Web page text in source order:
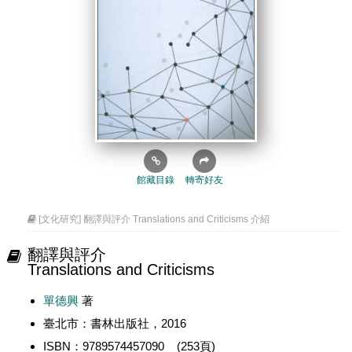
館藏目錄 轉寄好友
[文化研究] 翻譯與評介 Translations and Criticisms 介紹
翻譯與評介
Translations and Criticisms
單德興著
臺北市：書林出版社，2016
ISBN：9789574457090 (253頁)